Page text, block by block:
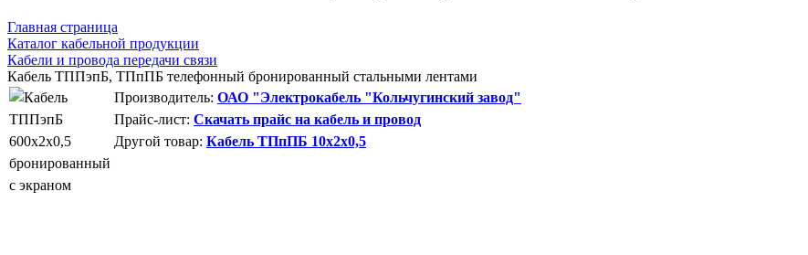
Главная страница
Каталог кабельной продукции
Кабели и провода передачи связи
Кабель ТППэпБ, ТПпПБ телефонный бронированный стальными лентами
Производитель: ОАО "Электрокабель "Кольчугинский завод"
Прайс-лист: Скачать прайс на кабель и провод
Другой товар: Кабель ТПпПБ 10x2x0,5